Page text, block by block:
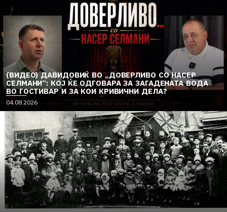
(ВИДЕО) ДАВИДОВИЌ ВО „ДОВЕРЛИВО СО НАСЕР
СЕЛМАНИ“: КОЈ ЌЕ ОДГОВАРА ЗА ЗАГАДЕНАТА ВОДА
ВО ГОСТИВАР И ЗА КОИ КРИВИЧНИ ДЕЛА?
04.08.2026